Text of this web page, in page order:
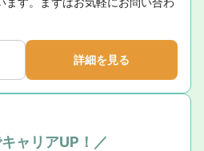
詳細を見る
ャリアUP！／